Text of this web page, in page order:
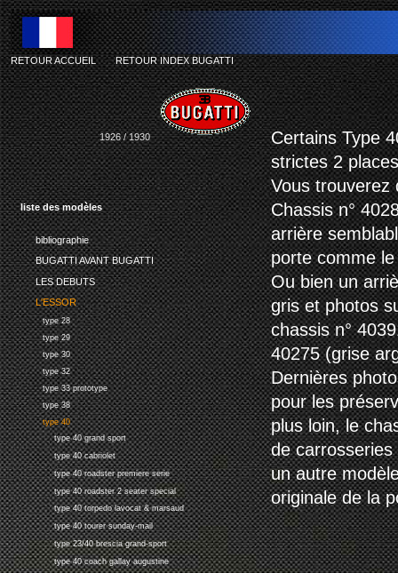
liste des modèles
bibliographie
BUGATTI AVANT BUGATTI
LES DEBUTS
L'ESSOR
type 28
type 29
type 30
type 32
type 33 prototype
type 38
type 40
type 40 grand sport
type 40 cabriolet
type 40 roadster premiere serie
type 40 roadster 2 seater special
type 40 torpedo lavocat & marsaud
type 40 tourer sunday-mail
type 23/40 brescia grand-sport
type 40 coach gallay augustine
RETOUR ACCUEIL-RETOUR INDEX BUGATTI
1926 / 1930
Certains Type
strictes 2
Vous trouverez
Chassis n°
arrière
porte comme
Ou bien un
gris et photos
chassis n°
40275 (grise
Dernières
pour les
plus loin, le
de carrosseries
un autre
originale de la